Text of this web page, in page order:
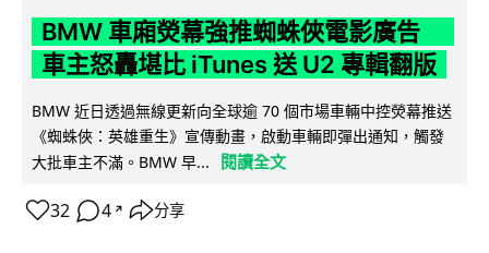
BMW 車廂熒幕強推蜘蛛俠電影廣告
車主怒轟堪比 iTunes 送 U2 專輯翻版
BMW 近日透過無線更新向全球逾 70 個市場車輛中控熒幕推送
《蜘蛛俠：英雄重生》宣傳動畫，啟動車輛即彈出通知，觸發
大批車主不滿。BMW 早...
閱讀全文
32 4 ↗ 分享